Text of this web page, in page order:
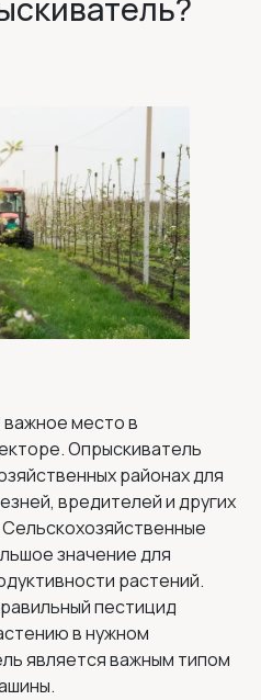
место в
Опрыскиватель
районах для
вредителей и других
значение для
растений.
пестицид
в нужном
является важным типом